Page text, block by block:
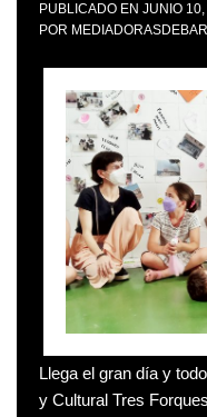
PUBLICADO EN JUNIO
POR
Llega el gran día y
y Cultural Tres